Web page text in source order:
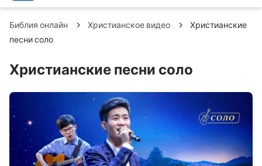
Библия онлайн Христианское видео
Христианские
песни соло
Христианские песни соло